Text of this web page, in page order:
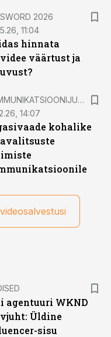
B2B ja B2C
ettevõtja
2026
11:04
hinnata
väärtust ja
KOMMUNIKATSIOONIJUHTIMISE AASTAKONVERENTS 2025
14:07
kohalike
agentuuri WKND
Üldine
sisu